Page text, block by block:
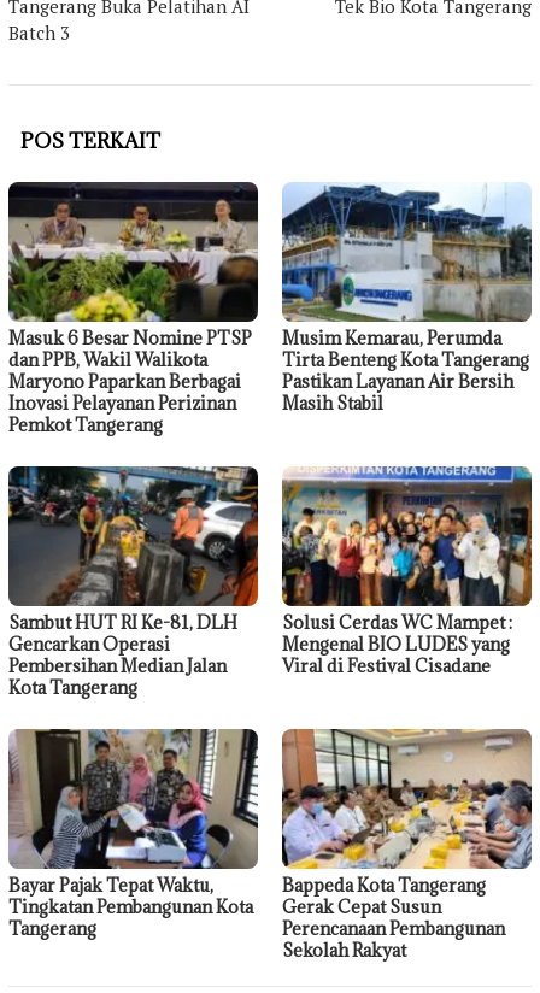
Tangerang Buka Pelatihan AI
Batch 3
Tek Bio Kota Tangerang
POS TERKAIT
Masuk 6 Besar Nomine PTSP
dan PPB, Wakil Walikota
Maryono Paparkan Berbagai
Inovasi Pelayanan Perizinan
Pemkot Tangerang
Musim Kemarau, Perumda
Tirta Benteng Kota Tangerang
Pastikan Layanan Air Bersih
Masih Stabil
Sambut HUT RI Ke-81, DLH
Gencarkan Operasi
Pembersihan Median Jalan
Kota Tangerang
Solusi Cerdas WC Mampet :
Mengenal BIO LUDES yang
Viral di Festival Cisadane
Bayar Pajak Tepat Waktu,
Tingkatan Pembangunan Kota
Tangerang
Bappeda Kota Tangerang
Gerak Cepat Susun
Perencanaan Pembangunan
Sekolah Rakyat